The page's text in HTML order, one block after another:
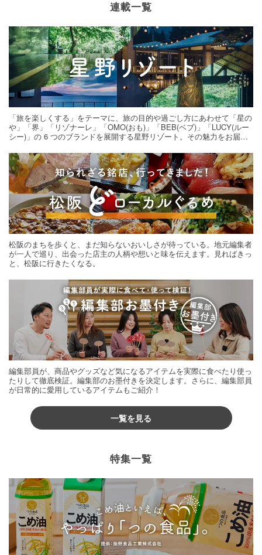
連載一覧
「旅を楽しくする」をテーマに、旅の目的や過ごし方にあわせて「星の
や」「界」「リゾナーレ」「OMO(おも)」「BEB(ベブ)」「LUCY(ルー
シー)」の 6 つのブランドを展開する星野リゾート。その魅力をお届け
松阪のまちを歩くと、まだ知らないおいしさが待っている。地元編集者
が一人で巡り、出会った店主の人柄や想いと味を伝えます。見ればきっ
と、松阪に行きたくなる。
編集部員が、商品やグッズなど気になるアイテムを実際に食べたり使っ
たりして徹底検証。編集部のお墨付きを決定します。さらに、編集部員
が日常的に愛用しているアイテムもご紹介！
一覧を見る
特集一覧